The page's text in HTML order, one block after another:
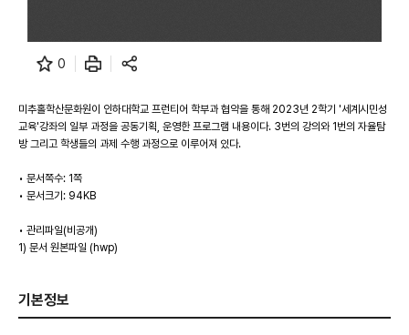
0
미추홀학산문화원이 인하대학교 프런티어 학부과 협약을 통해 2023년 2학기 '세계시민성
교육'강좌의 일부 과정을 공동기획, 운영한 프로그램 내용이다. 3번의 강의와 1번의 자율탐
방 그리고 학생들의 과제 수행 과정으로 이루어져 있다.
• 문서쪽수: 1쪽
• 문서크기: 94KB
• 관리파일(비공개)
1) 문서 원본파일 (hwp)
기본정보